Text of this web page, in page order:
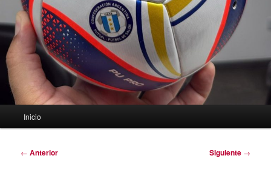
Inicio
Navegación
← Anterior Siguiente →